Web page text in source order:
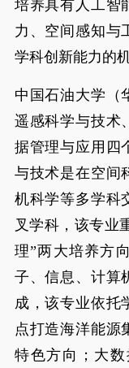
培养具有人工智
力、空间感知与
学科创新能力的
中国石油大学（
遥感科学与技术
据管理与应用四
与技术是在空间
机科学等多学科
叉学科，该专业
理”两大培养方
子、信息、计算
成，该专业依托
点打造海洋能源
特色方向；大